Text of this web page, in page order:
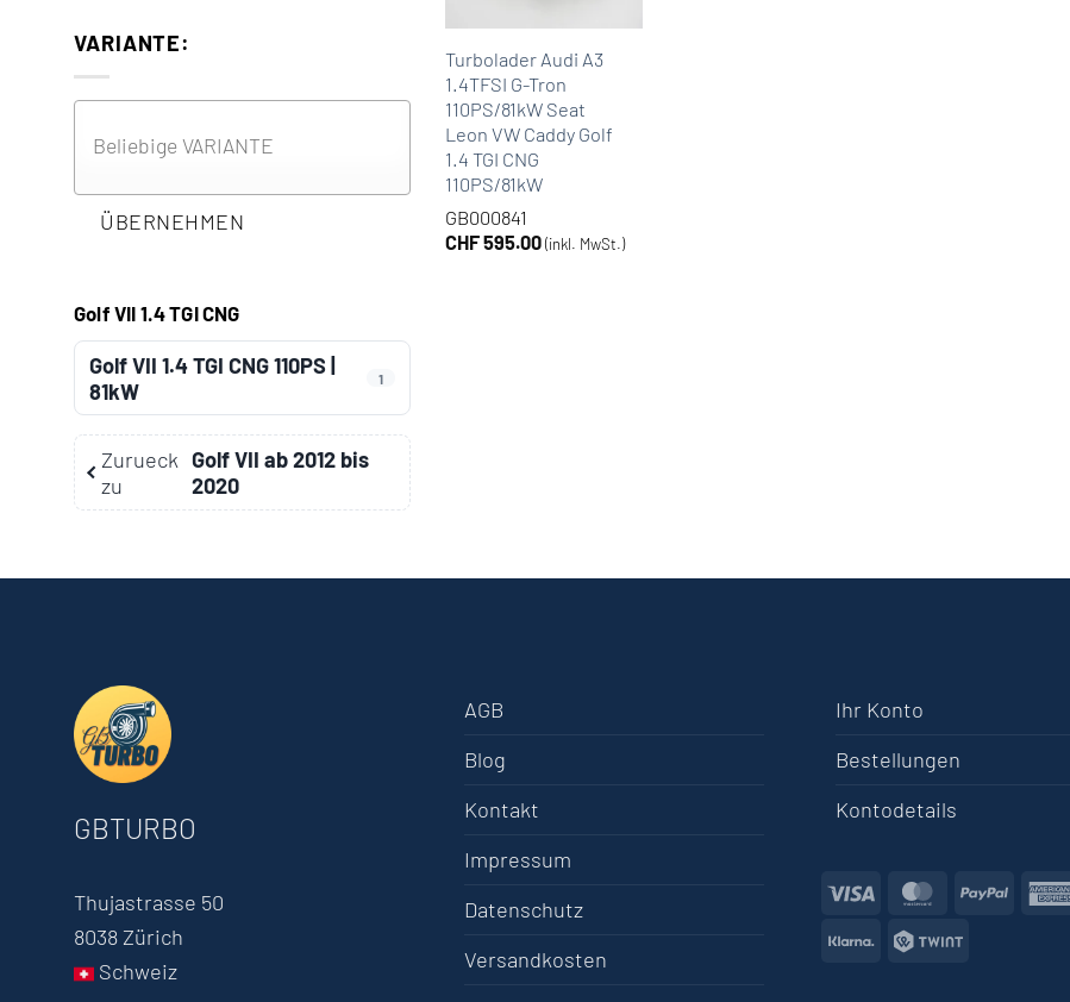
VARIANTE:
ÜBERNEHMEN
Golf VII 1.4 TGI CNG
Golf VII 1.4 TGI CNG 110PS |
81kW
1
Zurueck
zu
Golf VII ab 2012 bis
2020
Turbolader Audi A3
1.4TFSI G-Tron
110PS/81kW Seat
Leon VW Caddy Golf
1.4 TGI CNG
110PS/81kW
GB000841
CHF595.00 (inkl. MwSt.)
GBTURBO
Thujastrasse 50
8038 Zürich
Schweiz
AGB
Blog
Kontakt
Impressum
Datenschutz
Versandkosten
Ihr Konto
Bestellungen
Kontodetails
Visa MasterCard
PayPal
Klarna
Twint